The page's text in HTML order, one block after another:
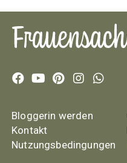
Bloggerin werden
Kontakt
Nutzungsbedingungen